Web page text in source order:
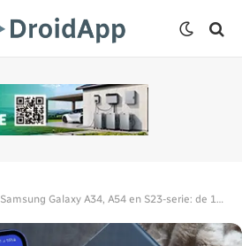
Samsung Galaxy A34, A54 en S23-serie: de 16 beste tips voor je toestel